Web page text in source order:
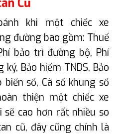
Cũ
khi một chiếc xe
đường bao gồm: Thuế
bảo trì đường bộ, Phí
ký, Bảo hiểm TNDS, Bảo
số, Cà số khung số
thiện một chiếc xe
sẽ cao hơn rất nhiều so
cũ, đây cũng chính là